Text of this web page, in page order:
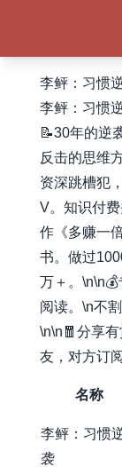
李鲆：习惯
李鲆：习惯
📝30年的逆
反击的思维
资深跳槽犯
V。知识付
作《多赚一
书。做过
万＋。
阅读。\n不
\n\n🧧分享
友，对方订
名称
李鲆：习惯
袭